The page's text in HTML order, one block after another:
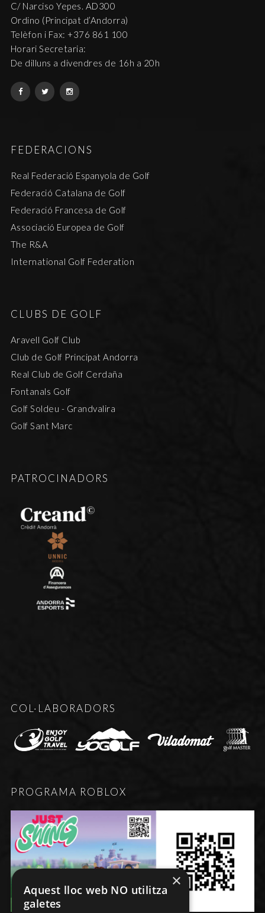
C/ Narciso Yepes. AD300
Ordino (Principat d’Andorra)
Telèfon i Fax: +376 861 100
Horari Secretaria:
De dilluns a divendres de 16h a 20h
FEDERACIONS
Real Federació Espanyola de Golf
Federació Catalana de Golf
Federació Francesa de Golf
Associació Europea de Golf
The R&A
International Golf Federation
CLUBS DE GOLF
Aravell Golf Club
Club de Golf Principat Andorra
Real Club de Golf Cerdaña
Fontanals Golf
Golf Soldeu - Grandvalira
Golf Sant Marc
PATROCINADORS
COL·LABORADORS
PROGRAMA ROBLOX
×
Aquest lloc web NO utilitza
galetes